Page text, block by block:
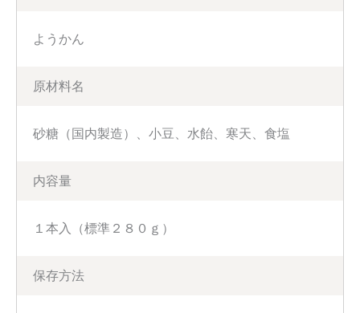
ようかん
原材料名
砂糖（国内製造）、小豆、水飴、寒天、食塩
内容量
１本入（標準２８０ｇ）
保存方法